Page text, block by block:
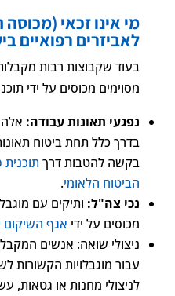
מי אינו זכאי
לאביזרים רפואיים
בעוד שקבוצות רבות
מסוימים מכוסים על ידי
נפגעי תאונות עבודה:
בדרך כלל תחת ביטוח
בקשה להטבות דרך
הביטוח הלאומי.
נכי צה"ל: ותיקים עם
מכוסים על ידי אגף השיקום
ניצולי שואה: אנשים
עבור מוגבלויות הקשורות
לניצולי מחנות או גטאות,